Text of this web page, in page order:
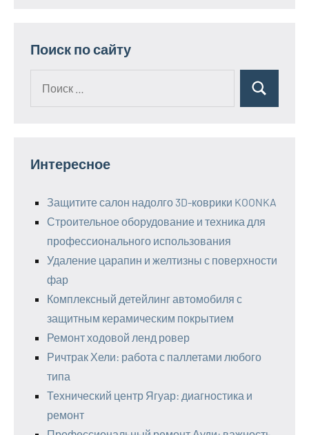
Поиск по сайту
Поиск
Интересное
Защитите салон надолго 3D-коврики KOONKA
Строительное оборудование и техника для
профессионального использования
Удаление царапин и желтизны с поверхности
фар
Комплексный детейлинг автомобиля с
защитным керамическим покрытием
Ремонт ходовой ленд ровер
Ричтрак Хели: работа с паллетами любого
типа
Технический центр Ягуар: диагностика и
ремонт